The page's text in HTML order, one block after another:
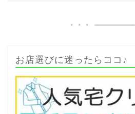
お店選びに迷ったらココ♪